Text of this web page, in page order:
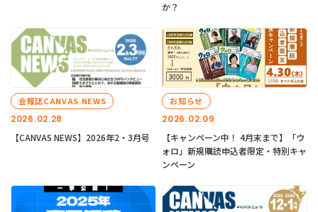
か？
2026.02.28
会報誌CANVAS NEWS
【CANVAS NEWS】2026年2・3月号
2026.02.09
お知らせ
【キャンペーン中！ 4月末まで】「ウ
ォロ」新規購読申込者限定・特別キャ
ンペーン